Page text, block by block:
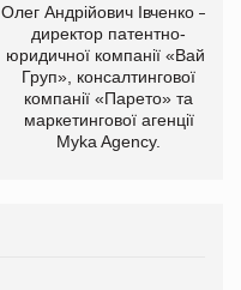
Олег Андрійович Івченко —
директор патентно-
юридичної компанії «Вайз
Груп», консалтингової
компанії «Парето» та
маркетингової агенції
Myka Agency.